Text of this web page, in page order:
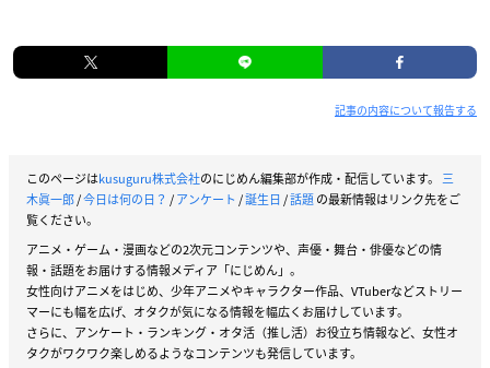
記事の内容について報告する
このページはkusuguru株式会社のにじめん編集部が作成・配信しています。 三
木眞一郎/今日は何の日？ /アンケート /誕生日/話題の最新情報はリンク先をご
覧ください。
アニメ・ゲーム・漫画などの2次元コンテンツや、声優・舞台・俳優などの情
報・話題をお届けする情報メディア「にじめん」。
女性向けアニメをはじめ、少年アニメやキャラクター作品、VTuberなどストリー
マーにも幅を広げ、オタクが気になる情報を幅広くお届けしています。
さらに、アンケート・ランキング・オタ活（推し活）お役立ち情報など、女性オ
タクがワクワク楽しめるようなコンテンツも発信しています。